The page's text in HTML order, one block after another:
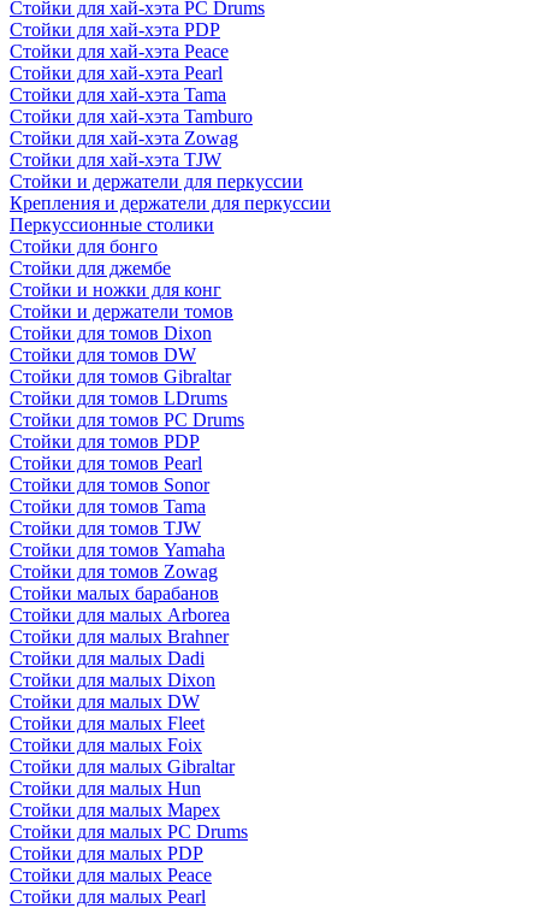
Стойки для хай-хэта PC Drums
Стойки для хай-хэта PDP
Стойки для хай-хэта Peace
Стойки для хай-хэта Pearl
Стойки для хай-хэта Tama
Стойки для хай-хэта Tamburo
Стойки для хай-хэта Zowag
Стойки для хай-хэта TJW
Стойки и держатели для перкуссии
Крепления и держатели для перкуссии
Перкуссионные столики
Стойки для бонго
Стойки для джембе
Стойки и ножки для конг
Стойки и держатели томов
Стойки для томов Dixon
Стойки для томов DW
Стойки для томов Gibraltar
Стойки для томов LDrums
Стойки для томов PC Drums
Стойки для томов PDP
Стойки для томов Pearl
Стойки для томов Sonor
Стойки для томов Tama
Стойки для томов TJW
Стойки для томов Yamaha
Стойки для томов Zowag
Стойки малых барабанов
Стойки для малых Arborea
Стойки для малых Brahner
Стойки для малых Dadi
Стойки для малых Dixon
Стойки для малых DW
Стойки для малых Fleet
Стойки для малых Foix
Стойки для малых Gibraltar
Стойки для малых Hun
Стойки для малых Mapex
Стойки для малых PC Drums
Стойки для малых PDP
Стойки для малых Peace
Стойки для малых Pearl